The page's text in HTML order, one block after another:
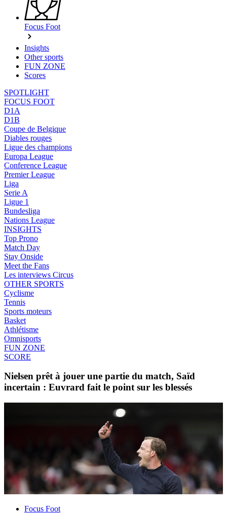
Focus Foot
Insights
Other sports
FUN ZONE
Scores
SPOTLIGHT
FOCUS FOOT
D1A
D1B
Coupe de Belgique
Diables rouges
Ligue des champions
Europa League
Conference League
Premier League
Liga
Serie A
Ligue 1
Bundesliga
Nations League
INSIGHTS
Top Prono
Match Day
Stay Onside
Meet the Fans
Les interviews Circus
OTHER SPORTS
Cyclisme
Tennis
Sports moteurs
Basket
Athlétisme
Omnisports
FUN ZONE
SCORE
Nielsen prêt à jouer une partie du match, Saïd
incertain : Euvrard fait le point sur les blessés
Focus Foot